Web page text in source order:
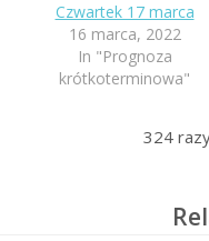
Czwartek 17 marca
16 marca, 2022
In "Prognoza
krótkoterminowa"
324